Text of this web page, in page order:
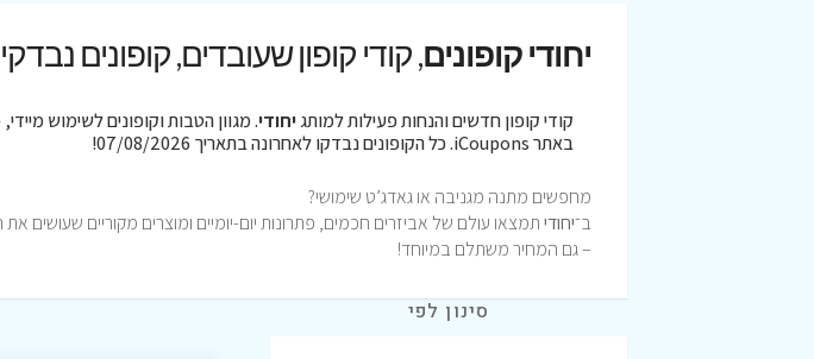
יחודי קופונים, קודי קופון שעובדים, קופונים
קודי קופון חדשים והנחות פעילות למותגיחודי. מגוון הטבות וקופונים לשימוש
באתר iCoupons. כל הקופונים נבדקו לאחרונה בתאריך 07/08/2026!
מחפשים מתנה מגניבה או גאדג’ט שימושי?
ב־יחודיתמצאו עולם של אביזרים חכמים, פתרונות יום-יומיים ומוצרים מקוריים שעושים את
– גם המחיר משתלם במיוחד!
סינון לפי